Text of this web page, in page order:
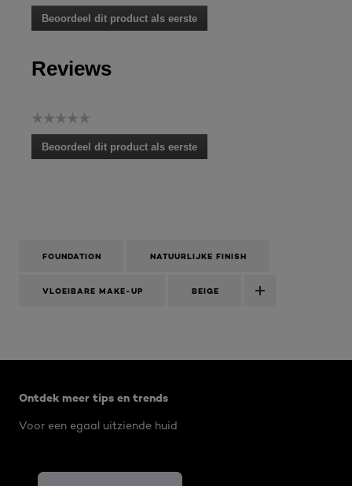
Geen
scorewaarde
Beoordeel dit product als eerste
.
deze
actie
een
modaal
dialoogvenster.
Reviews
☆☆☆☆☆
Geen
scorewaarde
Beoordeel dit product als eerste
.
een
FOUNDATION NATUURLIJKE FINISH
VLOEIBARE MAKE-UP BEIGE
Ontdek meer tips en trends
Voor een egaal uitziende huid